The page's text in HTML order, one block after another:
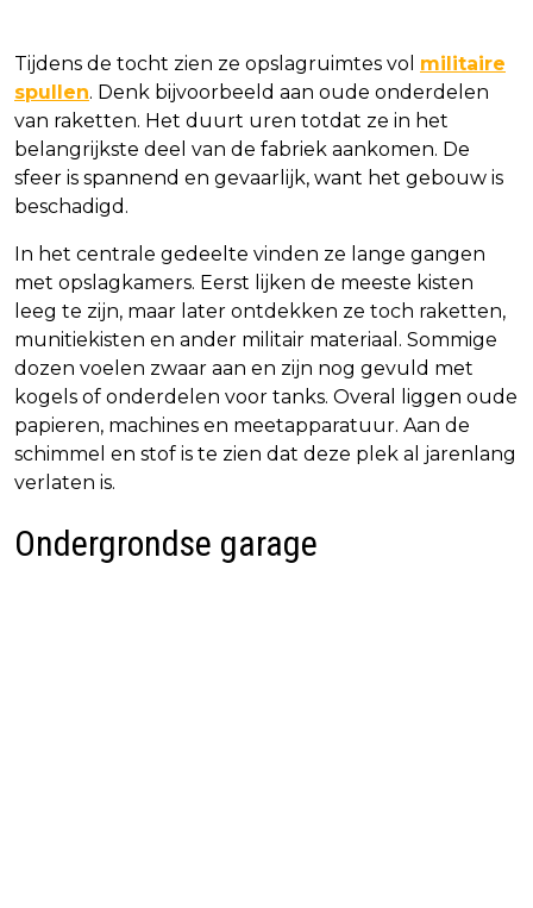
Tijdens de tocht zien ze opslagruimtes vol militaire
spullen. Denk bijvoorbeeld aan oude onderdelen
van raketten. Het duurt uren totdat ze in het
belangrijkste deel van de fabriek aankomen. De
sfeer is spannend en gevaarlijk, want het gebouw is
beschadigd.
In het centrale gedeelte vinden ze lange gangen
met opslagkamers. Eerst lijken de meeste kisten
leeg te zijn, maar later ontdekken ze toch raketten,
munitiekisten en ander militair materiaal. Sommige
dozen voelen zwaar aan en zijn nog gevuld met
kogels of onderdelen voor tanks. Overal liggen oude
papieren, machines en meetapparatuur. Aan de
schimmel en stof is te zien dat deze plek al jarenlang
verlaten is.
Ondergrondse garage